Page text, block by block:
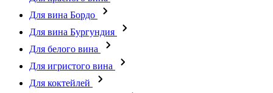
Для вина Бордо
Для вина Бургундия
Для белого вина
Для игристого вина
Для коктейлей